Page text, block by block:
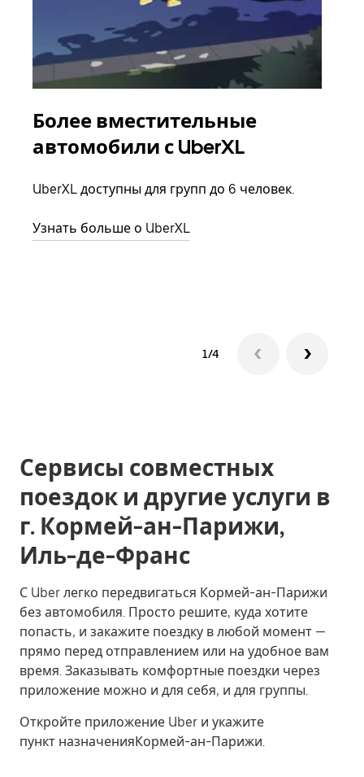
Более вместительные
автомобили с UberXL
UberXL доступны для групп до 6 человек.
Узнать больше о UberXL
1/4
Сервисы совместных
поездок и другие услуги в
г. Кормей-ан-Парижи,
Иль-де-Франс
С Uber легко передвигаться Кормей-ан-Парижи
без автомобиля. Просто решите, куда хотите
попасть, и закажите поездку в любой момент —
прямо перед отправлением или на удобное вам
время. Заказывать комфортные поездки через
приложение можно и для себя, и для группы.
Откройте приложение Uber и укажите
пункт назначенияКормей-ан-Парижи.